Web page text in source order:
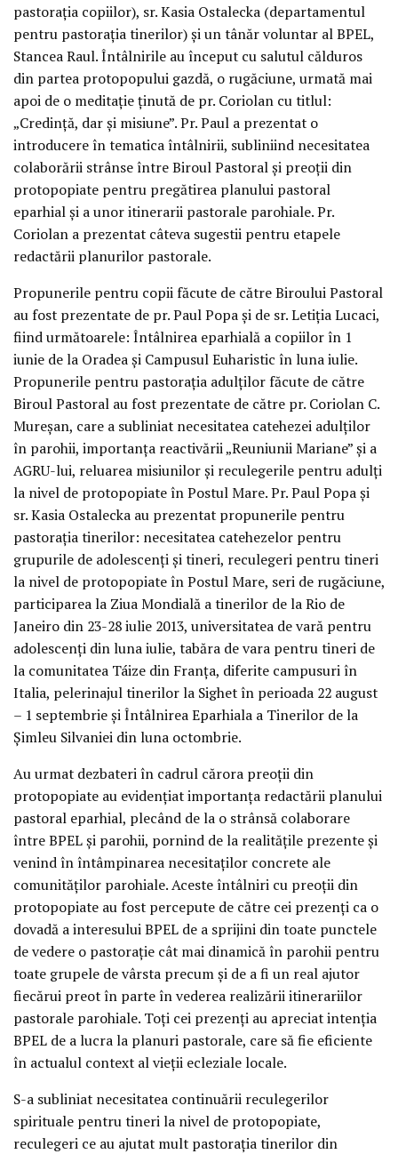
pastoraţia copiilor), sr. Kasia Ostalecka (departamentul
pentru pastoraţia tinerilor) şi un tânăr voluntar al BPEL,
Stancea Raul. Întâlnirile au început cu salutul călduros
din partea protopopului gazdă, o rugăciune, urmată mai
apoi de o meditaţie ţinută de pr. Coriolan cu titlul:
„Credinţă, dar şi misiune”. Pr. Paul a prezentat o
introducere în tematica întâlnirii, subliniind necesitatea
colaborării strânse între Biroul Pastoral şi preoţii din
protopopiate pentru pregătirea planului pastoral
eparhial şi a unor itinerarii pastorale parohiale. Pr.
Coriolan a prezentat câteva sugestii pentru etapele
redactării planurilor pastorale.
Propunerile pentru copii făcute de către Biroului Pastoral
au fost prezentate de pr. Paul Popa şi de sr. Letiţia Lucaci,
fiind următoarele: Întâlnirea eparhială a copiilor în 1
iunie de la Oradea şi Campusul Euharistic în luna iulie.
Propunerile pentru pastoraţia adulţilor făcute de către
Biroul Pastoral au fost prezentate de către pr. Coriolan C.
Mureşan, care a subliniat necesitatea catehezei adulţilor
în parohii, importanţa reactivării „Reuniunii Mariane” şi a
AGRU-lui, reluarea misiunilor şi reculegerile pentru adulţi
la nivel de protopopiate în Postul Mare. Pr. Paul Popa şi
sr. Kasia Ostalecka au prezentat propunerile pentru
pastoraţia tinerilor: necesitatea catehezelor pentru
grupurile de adolescenţi şi tineri, reculegeri pentru tineri
la nivel de protopopiate în Postul Mare, seri de rugăciune,
participarea la Ziua Mondială a tinerilor de la Rio de
Janeiro din 23-28 iulie 2013, universitatea de vară pentru
adolescenţi din luna iulie, tabăra de vara pentru tineri de
la comunitatea Táize din Franţa, diferite campusuri în
Italia, pelerinajul tinerilor la Sighet în perioada 22 august
– 1 septembrie şi Întâlnirea Eparhiala a Tinerilor de la
Şimleu Silvaniei din luna octombrie.
Au urmat dezbateri în cadrul cărora preoţii din
protopopiate au evidenţiat importanţa redactării planului
pastoral eparhial, plecând de la o strânsă colaborare
între BPEL şi parohii, pornind de la realităţile prezente şi
venind în întâmpinarea necesitaţilor concrete ale
comunităţilor parohiale. Aceste întâlniri cu preoţii din
protopopiate au fost percepute de către cei prezenţi ca o
dovadă a interesului BPEL de a sprijini din toate punctele
de vedere o pastoraţie cât mai dinamică în parohii pentru
toate grupele de vârsta precum şi de a fi un real ajutor
fiecărui preot în parte în vederea realizării itinerariilor
pastorale parohiale. Toţi cei prezenţi au apreciat intenţia
BPEL de a lucra la planuri pastorale, care să fie eficiente
în actualul context al vieţii ecleziale locale.
S-a subliniat necesitatea continuării reculegerilor
spirituale pentru tineri la nivel de protopopiate,
reculegeri ce au ajutat mult pastoraţia tinerilor din